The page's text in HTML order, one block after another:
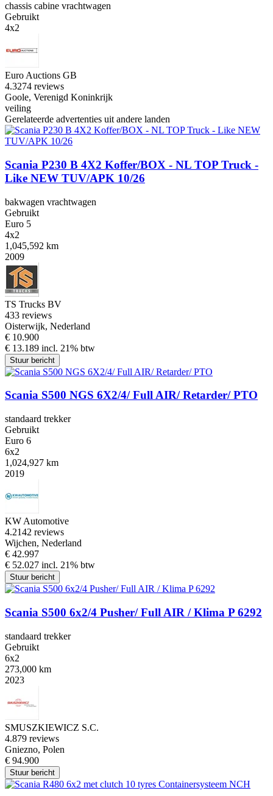
chassis cabine vrachtwagen
Gebruikt
4x2
Euro Auctions GB
4.3274 reviews
Goole, Verenigd Koninkrijk
veiling
Gerelateerde advertenties uit andere landen
Scania P230 B 4X2 Koffer/BOX - NL TOP Truck -
Like NEW TUV/APK 10/26
bakwagen vrachtwagen
Gebruikt
Euro 5
4x2
1,045,592 km
2009
TS Trucks BV
433 reviews
Oisterwijk, Nederland
€ 10.900
€ 13.189 incl. 21% btw
Stuur bericht
Scania S500 NGS 6X2/4/ Full AIR/ Retarder/ PTO
standaard trekker
Gebruikt
Euro 6
6x2
1,024,927 km
2019
KW Automotive
4.2142 reviews
Wijchen, Nederland
€ 42.997
€ 52.027 incl. 21% btw
Stuur bericht
Scania S500 6x2/4 Pusher/ Full AIR / Klima P 6292
standaard trekker
Gebruikt
6x2
273,000 km
2023
SMUSZKIEWICZ S.C.
4.879 reviews
Gniezno, Polen
€ 94.900
Stuur bericht